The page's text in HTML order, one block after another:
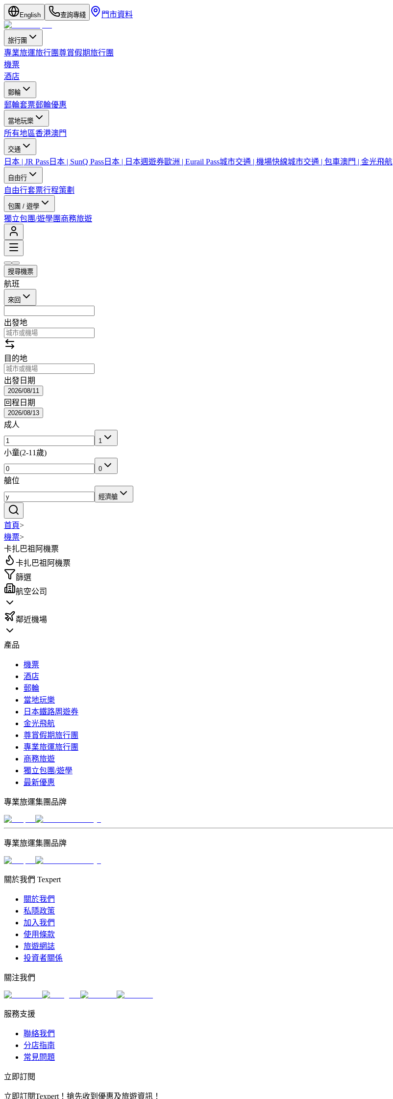
English 查詢專綫 門市資料
旅行團
專業旅運旅行團尊賞假期旅行團
機票
酒店
郵輪
郵輪套票郵輪優惠
當地玩樂
所有地區香港澳門
交通
日本 | JR Pass 日本 | SunQ Pass 日本 | 日本週遊券歐洲 | Eurail Pass城市交通 | 機場快線城市交通 | 包車澳門 | 金光飛航
自由行
自由行套票行程策劃
包團 / 遊學
獨立包團/遊學團 商務旅遊
搜尋機票
航班
來回
出發地
目的地
出發日期
2026/08/11
回程日期
2026/08/13
成人
1
小童(2-11歲)
0
艙位
經濟艙
首頁>
機票>
卡扎巴祖阿機票
卡扎巴祖阿機票
篩選
航空公司
鄰近機場
產品
機票
酒店
郵輪
當地玩樂
日本鐵路周遊券
金光飛航
尊賞假期旅行團
專業旅運旅行團
商務旅遊
獨立包團/遊學
最新優惠
專業旅運集團品牌
專業旅運集團品牌
關於我們 Texpert
關於我們
私隱政策
加入我們
使用條款
旅遊網誌
投資者關係
關注我們
服務支援
聯絡我們
分店指南
常見問題
立即訂閱
立即訂閱Texpert！搶先收到優惠及旅遊資訊！